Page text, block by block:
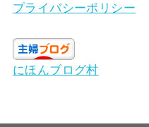
プライバシーポリシー
にほんブログ村